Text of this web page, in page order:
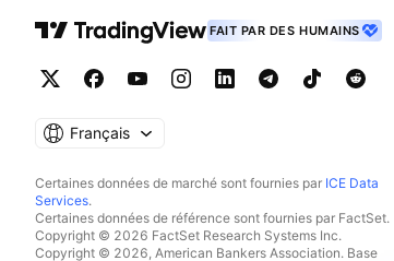
FAIT PAR DES HUMAINS
Français
Certaines données de marché sont fournies par ICE Data
Services.
Certaines données de référence sont fournies par FactSet.
Copyright © 2026 FactSet Research Systems Inc.
Copyright © 2026, American Bankers Association. Base